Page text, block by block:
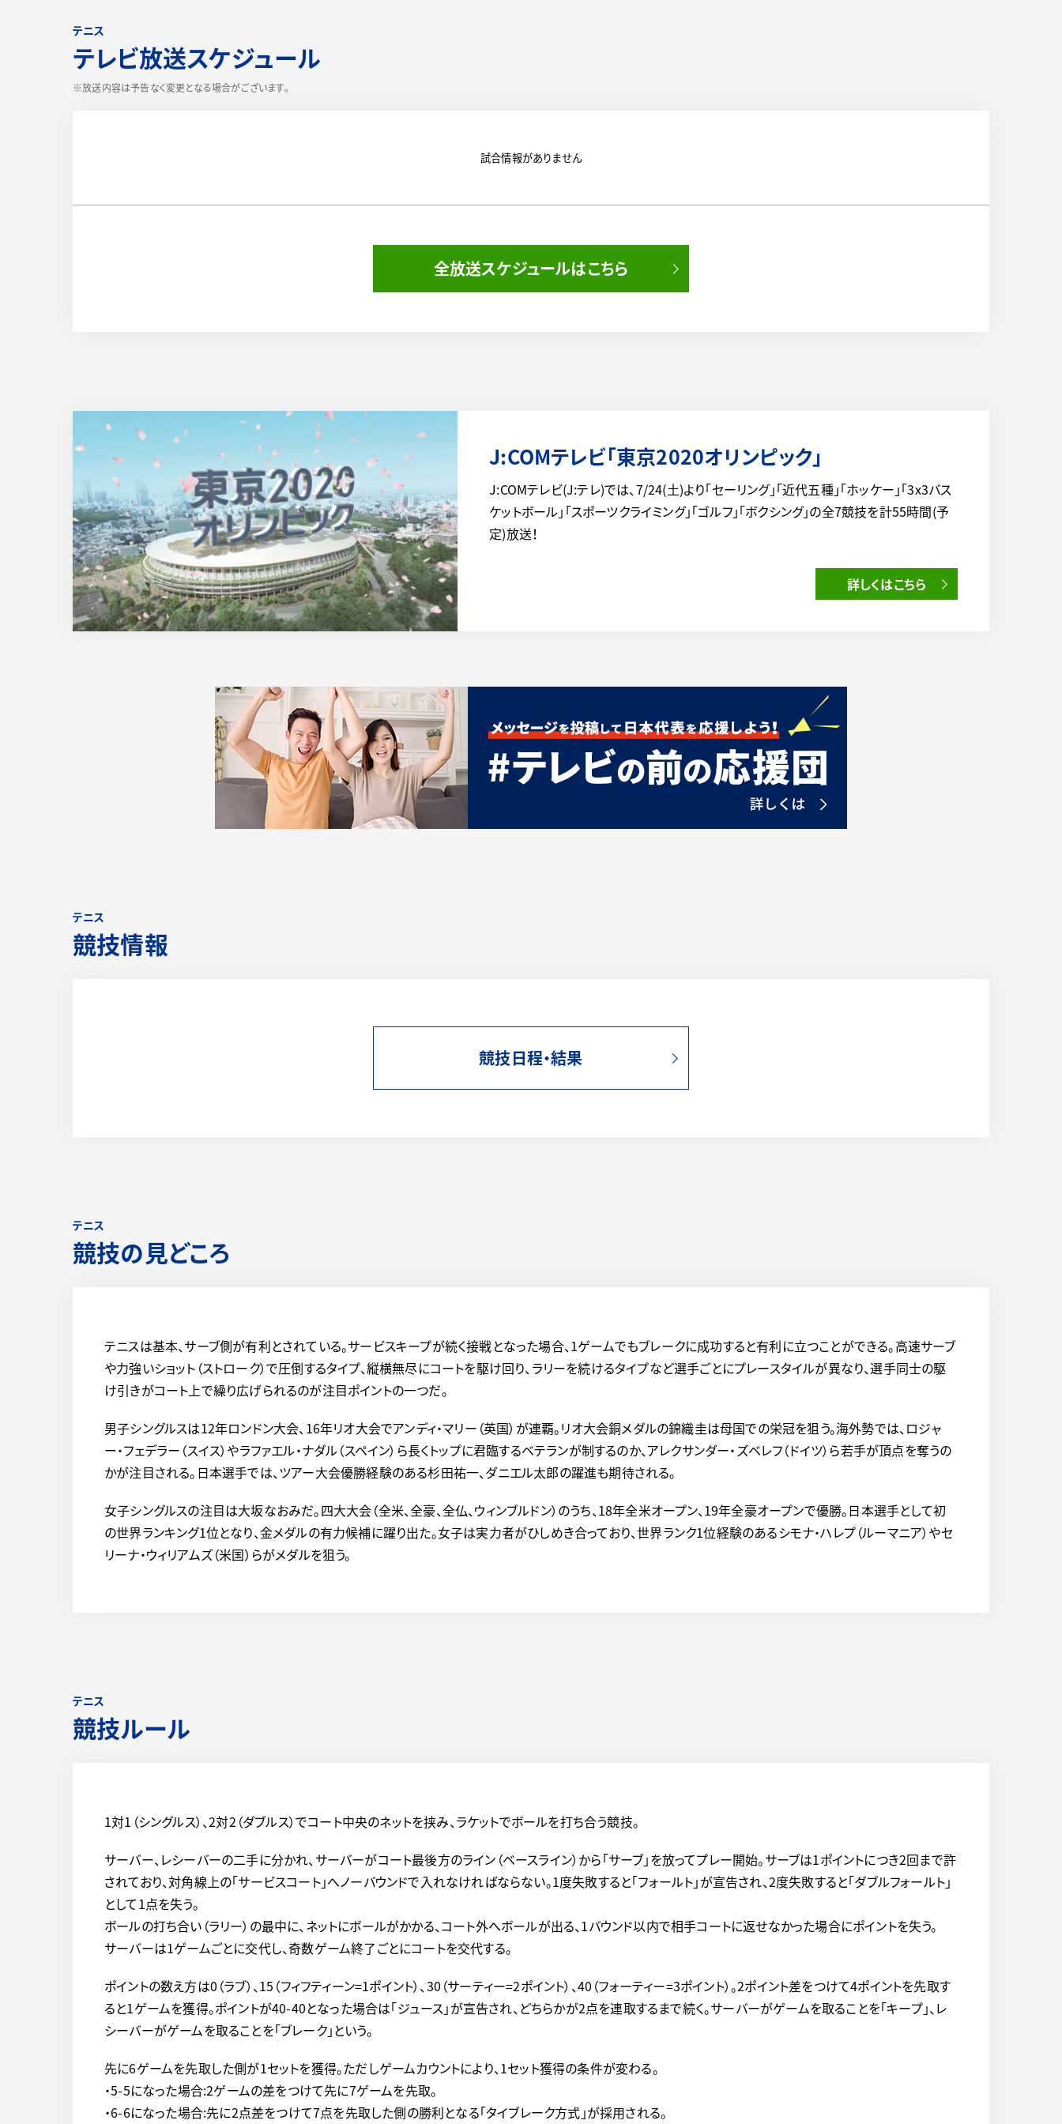
テニス
テレビ放送スケジュール
※放送内容は予告なく変更となる場合がございます。
試合情報がありません
全放送スケジュールはこちら
J:COMテレビ「東京2020オリンピック」
J:COMテレビ(J:テレ)では、7/24(土)より「セーリング」「近代五種」「ホッケー」「3x3バス
ケットボール」「スポーツクライミング」「ゴルフ」「ボクシング」の全7競技を計55時間(予
定)放送！
詳しくはこちら
テニス
競技情報
競技日程・結果
テニス
競技の見どころ
テニスは基本、サーブ側が有利とされている。サービスキープが続く接戦となった場合、1ゲームでもブレークに成功すると有利に立つことができる。高速サーブ
や力強いショット（ストローク）で圧倒するタイプ、縦横無尽にコートを駆け回り、ラリーを続けるタイプなど選手ごとにプレースタイルが異なり、選手同士の駆
け引きがコート上で繰り広げられるのが注目ポイントの一つだ。
男子シングルスは12年ロンドン大会、16年リオ大会でアンディ・マリー（英国）が連覇。リオ大会銅メダルの錦織圭は母国での栄冠を狙う。海外勢では、ロジャ
ー・フェデラー（スイス）やラファエル・ナダル（スペイン）ら長くトップに君臨するベテランが制するのか、アレクサンダー・ズベレフ（ドイツ）ら若手が頂点を奪うの
かが注目される。日本選手では、ツアー大会優勝経験のある杉田祐一、ダニエル太郎の躍進も期待される。
女子シングルスの注目は大坂なおみだ。四大大会（全米、全豪、全仏、ウィンブルドン）のうち、18年全米オープン、19年全豪オープンで優勝。日本選手として初
の世界ランキング1位となり、金メダルの有力候補に躍り出た。女子は実力者がひしめき合っており、世界ランク1位経験のあるシモナ・ハレプ（ルーマニア）やセ
リーナ・ウィリアムズ（米国）らがメダルを狙う。
テニス
競技ルール
1対1（シングルス）、2対2（ダブルス）でコート中央のネットを挟み、ラケットでボールを打ち合う競技。
サーバー、レシーバーの二手に分かれ、サーバーがコート最後方のライン（ベースライン）から「サーブ」を放ってプレー開始。サーブは1ポイントにつき2回まで許
されており、対角線上の「サービスコート」へノーバウンドで入れなければならない。1度失敗すると「フォールト」が宣告され、2度失敗すると「ダブルフォールト」
として1点を失う。
ボールの打ち合い（ラリー）の最中に、ネットにボールがかかる、コート外へボールが出る、1バウンド以内で相手コートに返せなかった場合にポイントを失う。
サーバーは1ゲームごとに交代し、奇数ゲーム終了ごとにコートを交代する。
ポイントの数え方は0（ラブ）、15（フィフティーン=1ポイント）、30（サーティー=2ポイント）、40（フォーティー=3ポイント）。2ポイント差をつけて4ポイントを先取す
ると1ゲームを獲得。ポイントが40-40となった場合は「ジュース」が宣告され、どちらかが2点を連取するまで続く。サーバーがゲームを取ることを「キープ」、レ
シーバーがゲームを取ることを「ブレーク」という。
先に6ゲームを先取した側が1セットを獲得。ただしゲームカウントにより、1セット獲得の条件が変わる。
・5-5になった場合:2ゲームの差をつけて先に7ゲームを先取。
・6-6になった場合:先に2点差をつけて7点を先取した側の勝利となる「タイブレーク方式」が採用される。